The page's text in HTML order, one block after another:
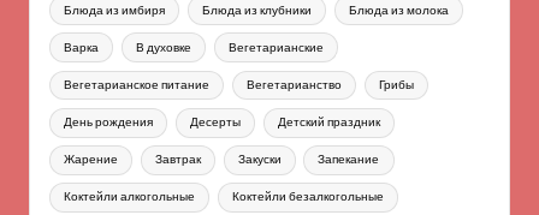
Блюда из имбиря Блюда из клубники Блюда из молока
Варка В духовке Вегетарианские
Вегетарианское питание Вегетарианство Грибы
День рождения Десерты Детский праздник
Жарение Завтрак Закуски Запекание
Коктейли алкогольные Коктейли безалкогольные